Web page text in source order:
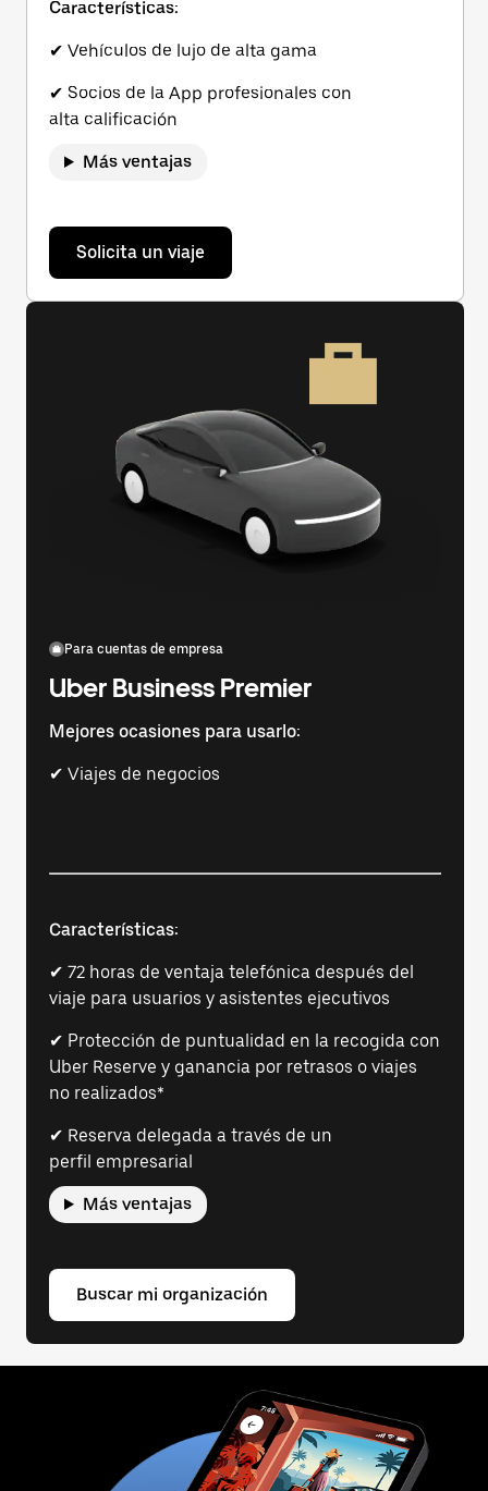
Características:
✔ Vehículos de lujo de alta gama
✔ Socios de la App profesionales con
alta calificación
Más ventajas
Solicita un viaje
Para cuentas de empresa
Uber Business Premier
Mejores ocasiones para usarlo:
✔ Viajes de negocios
Características:
✔ 72 horas de ventaja telefónica después del
viaje para usuarios y asistentes ejecutivos
✔ Protección de puntualidad en la recogida con
Uber Reserve y ganancia por retrasos o viajes
no realizados*
✔ Reserva delegada a través de un
perfil empresarial
Más ventajas
Buscar mi organización